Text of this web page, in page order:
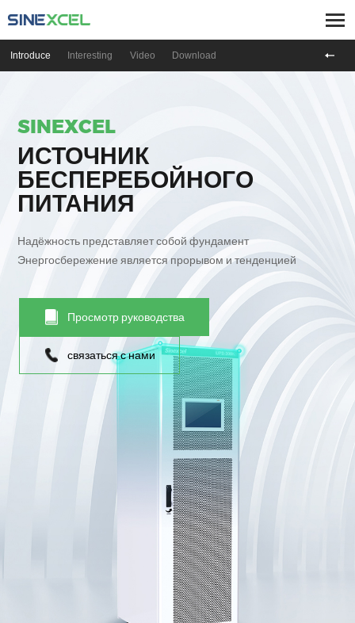
Introduce Interesting Video Download
SINEXCEL
ИСТОЧНИК
БЕСПЕРЕБОЙНОГО
ПИТАНИЯ
Надёжность представляет собой фундамент
Энергосбережение является прорывом и тенденцией
Просмотр руководства
связаться с нами